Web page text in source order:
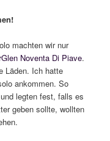
machten wir nur
Noventa Di Piave.
Läden. Ich hatte
ankommen. So
legten fest, falls es
geben sollte, wollten